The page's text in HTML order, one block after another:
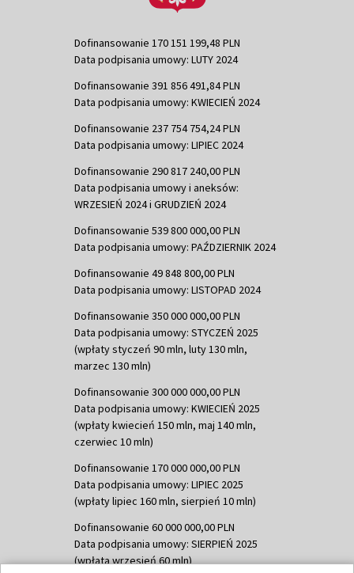
Dofinansowanie 170 151 199,48 PLN
Data podpisania umowy: LUTY 2024
Dofinansowanie 391 856 491,84 PLN
Data podpisania umowy: KWIECIEŃ 2024
Dofinansowanie 237 754 754,24 PLN
Data podpisania umowy: LIPIEC 2024
Dofinansowanie 290 817 240,00 PLN
Data podpisania umowy i aneksów:
WRZESIEŃ 2024 i GRUDZIEŃ 2024
Dofinansowanie 539 800 000,00 PLN
Data podpisania umowy: PAŹDZIERNIK 2024
Dofinansowanie 49 848 800,00 PLN
Data podpisania umowy: LISTOPAD 2024
Dofinansowanie 350 000 000,00 PLN
Data podpisania umowy: STYCZEŃ 2025
(wpłaty styczeń 90 mln, luty 130 mln,
marzec 130 mln)
Dofinansowanie 300 000 000,00 PLN
Data podpisania umowy: KWIECIEŃ 2025
(wpłaty kwiecień 150 mln, maj 140 mln,
czerwiec 10 mln)
Dofinansowanie 170 000 000,00 PLN
Data podpisania umowy: LIPIEC 2025
(wpłaty lipiec 160 mln, sierpień 10 mln)
Dofinansowanie 60 000 000,00 PLN
Data podpisania umowy: SIERPIEŃ 2025
(wpłata wrzesień 60 mln)